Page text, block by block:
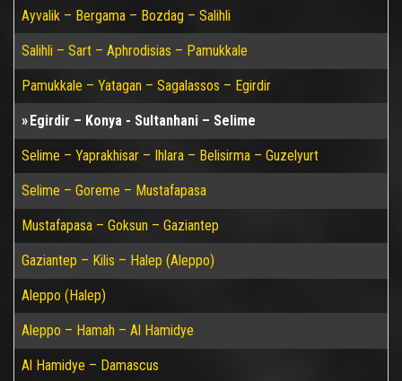
Ayvalik – Bergama – Bozdag – Salihli
Salihli – Sart – Aphrodisias – Pamukkale
Pamukkale – Yatagan – Sagalassos – Egirdir
Egirdir – Konya - Sultanhani – Selime
Selime – Yaprakhisar – Ihlara – Belisirma – Guzelyurt
Selime – Goreme – Mustafapasa
Mustafapasa – Goksun – Gaziantep
Gaziantep – Kilis – Halep (Aleppo)
Aleppo (Halep)
Aleppo – Hamah – Al Hamidye
Al Hamidye – Damascus